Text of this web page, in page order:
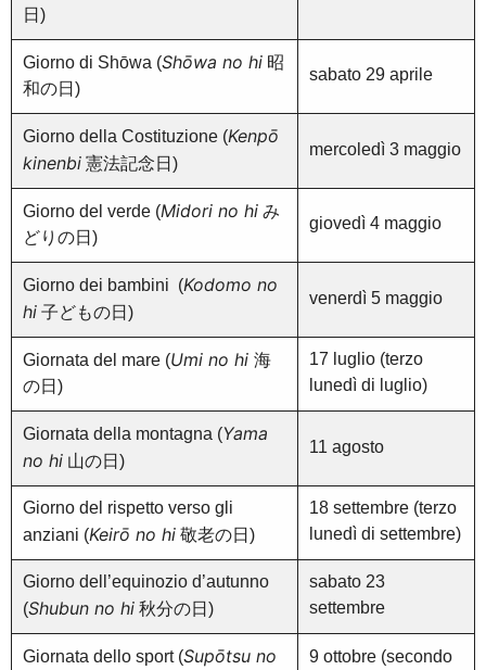
日)
Giorno di Shōwa (Shōwa no hi 昭
和の日)
sabato 29 aprile
Giorno della Costituzione (Kenpō
kinenbi 憲法記念日)
mercoledì 3 maggio
Giorno del verde (Midori no hi み
どりの日)
giovedì 4 maggio
Giorno dei bambini (Kodomo no
hi 子どもの日)
venerdì 5 maggio
Giornata del mare (Umi no hi 海
の日)
17 luglio (terzo
lunedì di luglio)
Giornata della montagna (Yama
no hi 山の日)
11 agosto
Giorno del rispetto verso gli
anziani (Keirō no hi 敬老の日)
18 settembre (terzo
lunedì di settembre)
Giorno dell’equinozio d’autunno
(Shubun no hi 秋分の日)
sabato 23
settembre
Giornata dello sport (Supōtsu no
9 ottobre (secondo